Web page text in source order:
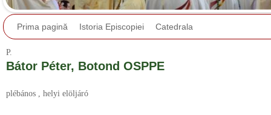
Prima pagină Istoria Episcopiei Catedrala
P.
Bátor Péter, Botond OSPPE
plébános , helyi elöljáró